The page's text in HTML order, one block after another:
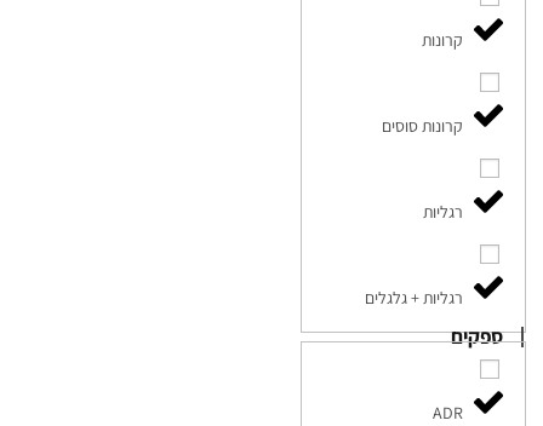
קרונות
קרונות סוסים
רגליות
רגליות + גלגלים
ספקים
ADR